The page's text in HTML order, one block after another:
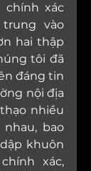
xác
vào
hai thập
tôi đã
đáng tin
nội địa
nhiều
bao
khuôn
xác,